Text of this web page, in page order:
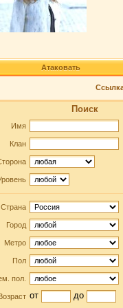
Атаковать
Поиск
Имя
Клан
Страна
Город
Метро
Пол
пол.
от до